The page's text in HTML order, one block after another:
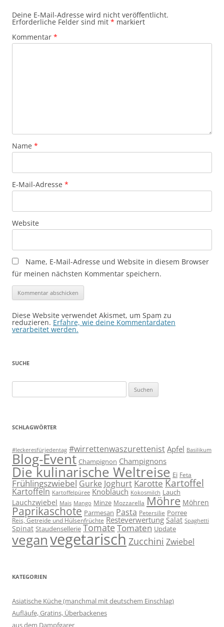
Deine E-Mail-Adresse wird nicht veröffentlicht.
Erforderliche Felder sind mit * markiert
Kommentar *
Name *
E-Mail-Adresse *
Website
Name, E-Mail-Adresse und Website in diesem Browser
für meinen nächsten Kommentar speichern.
Diese Website verwendet Akismet, um Spam zu
reduzieren. Erfahre, wie deine Kommentardaten
verarbeitet werden.
SUCHE
nach:
SCHLAGWÖRTER
#leckeresfürjedentag #wirrettenwaszurettenist Apfel Basilikum
Blog-Event Champignon Champignons
Die kulinarische Weltreise Ei Feta
Frühlingszwiebel Gurke Joghurt Karotte Kartoffel
Kartoffeln Kartoffelpüree Knoblauch Kokosmilch Lauch
Lauchzwiebel Mais Mango Minze Mozzarella Möhre Möhren
Paprikaschote Parmesan Pasta Petersilie Porree
Reis, Getreide und Hülsenfrüchte Resteverwertung Salat Spaghetti
Spinat Staudensellerie TomateTomaten Update
veganvegetarisch Zucchini Zwiebel
KATEGORIEN
Asiatische Küche (manchmal mit deutschem Einschlag)
Aufläufe, Gratins, Überbackenes
aus dem Dampfgarer